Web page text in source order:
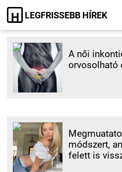
H LEGFRISSEBB HÍREK
A női
orvosolható
módszert,
felett is